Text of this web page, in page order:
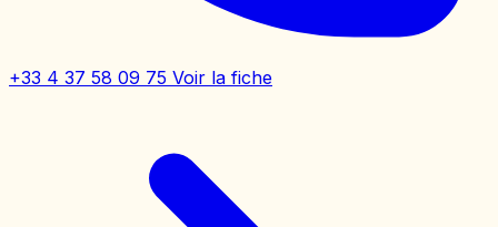
+33 4 37 58 09 75 Voir la fiche